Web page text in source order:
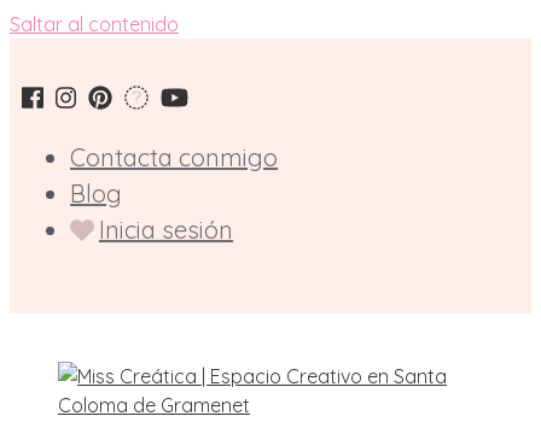
Saltar al contenido
Contacta conmigo
Blog
Inicia sesión